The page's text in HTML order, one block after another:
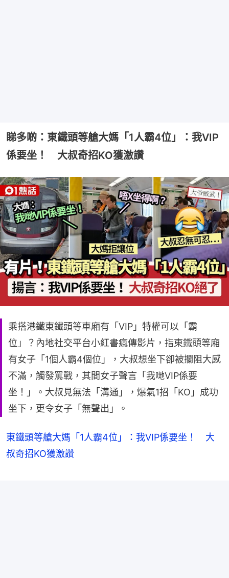
睇多啲：東鐵頭等艙大媽「1人霸4位」：我VIP
係要坐！ 大叔奇招KO獲激讚
乘搭港鐵東鐵頭等車廂有「VIP」特權可以「霸
位」？內地社交平台小紅書瘋傳影片，指東鐵頭等廂
有女子「1個人霸4個位」，大叔想坐下卻被攔阻大感
不滿，觸發罵戰，其間女子聲言「我哋VIP係要
坐！」。大叔見無法「溝通」，爆氣1招「KO」成功
坐下，更令女子「無聲出」。
東鐵頭等艙大媽「1人霸4位」：我VIP係要坐！ 大
叔奇招KO獲激讚